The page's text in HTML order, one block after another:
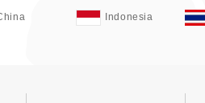
Indonesia